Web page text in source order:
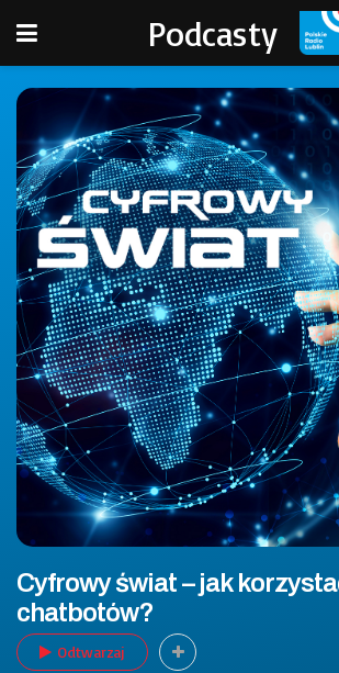
Podcasty
Cyfrowy świat – jak
chatbotów?
Odtwarzaj